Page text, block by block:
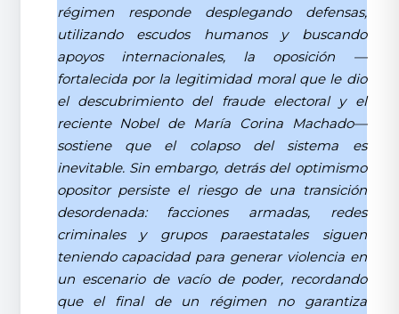
régimen responde desplegando defensas,
utilizando escudos humanos y buscando
apoyos internacionales, la oposición —
fortalecida por la legitimidad moral que le dio
el descubrimiento del fraude electoral y el
reciente Nobel de María Corina Machado—
sostiene que el colapso del sistema es
inevitable. Sin embargo, detrás del optimismo
opositor persiste el riesgo de una transición
desordenada: facciones armadas, redes
criminales y grupos paraestatales siguen
teniendo capacidad para generar violencia en
un escenario de vacío de poder, recordando
que el final de un régimen no garantiza